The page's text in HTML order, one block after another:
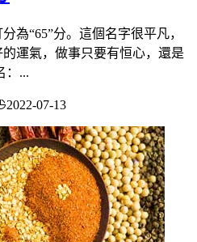
為“65”分。這個名字很平凡，
運氣，做事只要有恒心，還是
：...
2022-07-13